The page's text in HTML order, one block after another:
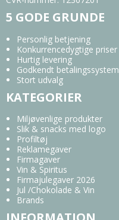
5 GODE GRUNDE
Personlig betjening
Konkurrencedygtige priser
Hurtig levering
Godkendt betalingssystem
Stort udvalg
KATEGORIER
Miljøvenlige produkter
Slik & snacks med logo
Profiltøj
Reklamegaver
Firmagaver
Vin & Spiritus
Firmajulegaver 2026
Jul /Chokolade & Vin
Brands